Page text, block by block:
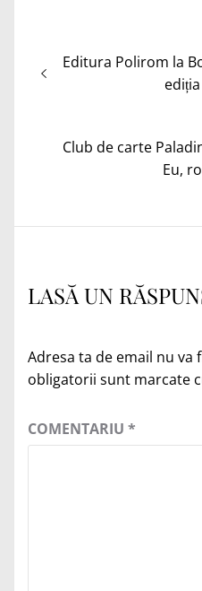
Navigare
în
Articolul
Editura Polirom la
Articolul
Club de carte
Eu,
LASĂ UN
Adresa ta de email nu va
obligatorii sunt marcate
COMENTARIU *